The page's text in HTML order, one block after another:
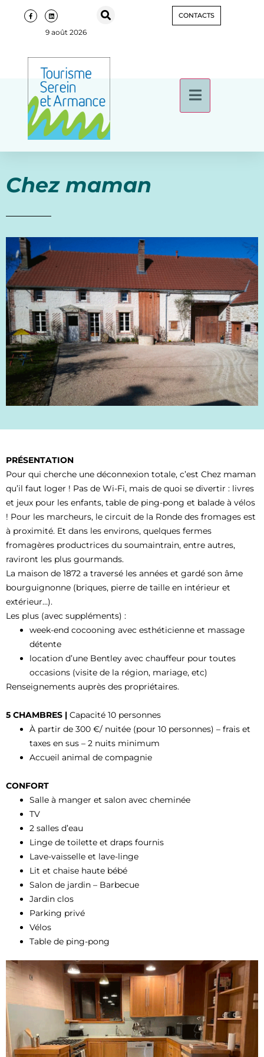
9 août 2026
CONTACTS
Chez maman
PRÉSENTATION
Pour qui cherche une déconnexion totale, c’est Chez maman
qu’il faut loger ! Pas de Wi-Fi, mais de quoi se divertir : livres
et jeux pour les enfants, table de ping-pong et balade à vélos
! Pour les marcheurs, le circuit de la Ronde des fromages est
à proximité. Et dans les environs, quelques fermes
fromagères productrices du soumaintrain, entre autres,
raviront les plus gourmands.
La maison de 1872 a traversé les années et gardé son âme
bourguignonne (briques, pierre de taille en intérieur et
extérieur…).
Les plus (avec suppléments) :
week-end cocooning avec esthéticienne et massage
détente
location d’une Bentley avec chauffeur pour toutes
occasions (visite de la région, mariage, etc)
Renseignements auprès des propriétaires.
5 CHAMBRES | Capacité 10 personnes
À partir de 300 €/ nuitée (pour 10 personnes) – frais et
taxes en sus – 2 nuits minimum
Accueil animal de compagnie
CONFORT
Salle à manger et salon avec cheminée
TV
2 salles d’eau
Linge de toilette et draps fournis
Lave-vaisselle et lave-linge
Lit et chaise haute bébé
Salon de jardin – Barbecue
Jardin clos
Parking privé
Vélos
Table de ping-pong